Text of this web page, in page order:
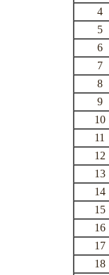
4
5
6
7
8
9
10
11
12
13
14
15
16
17
18